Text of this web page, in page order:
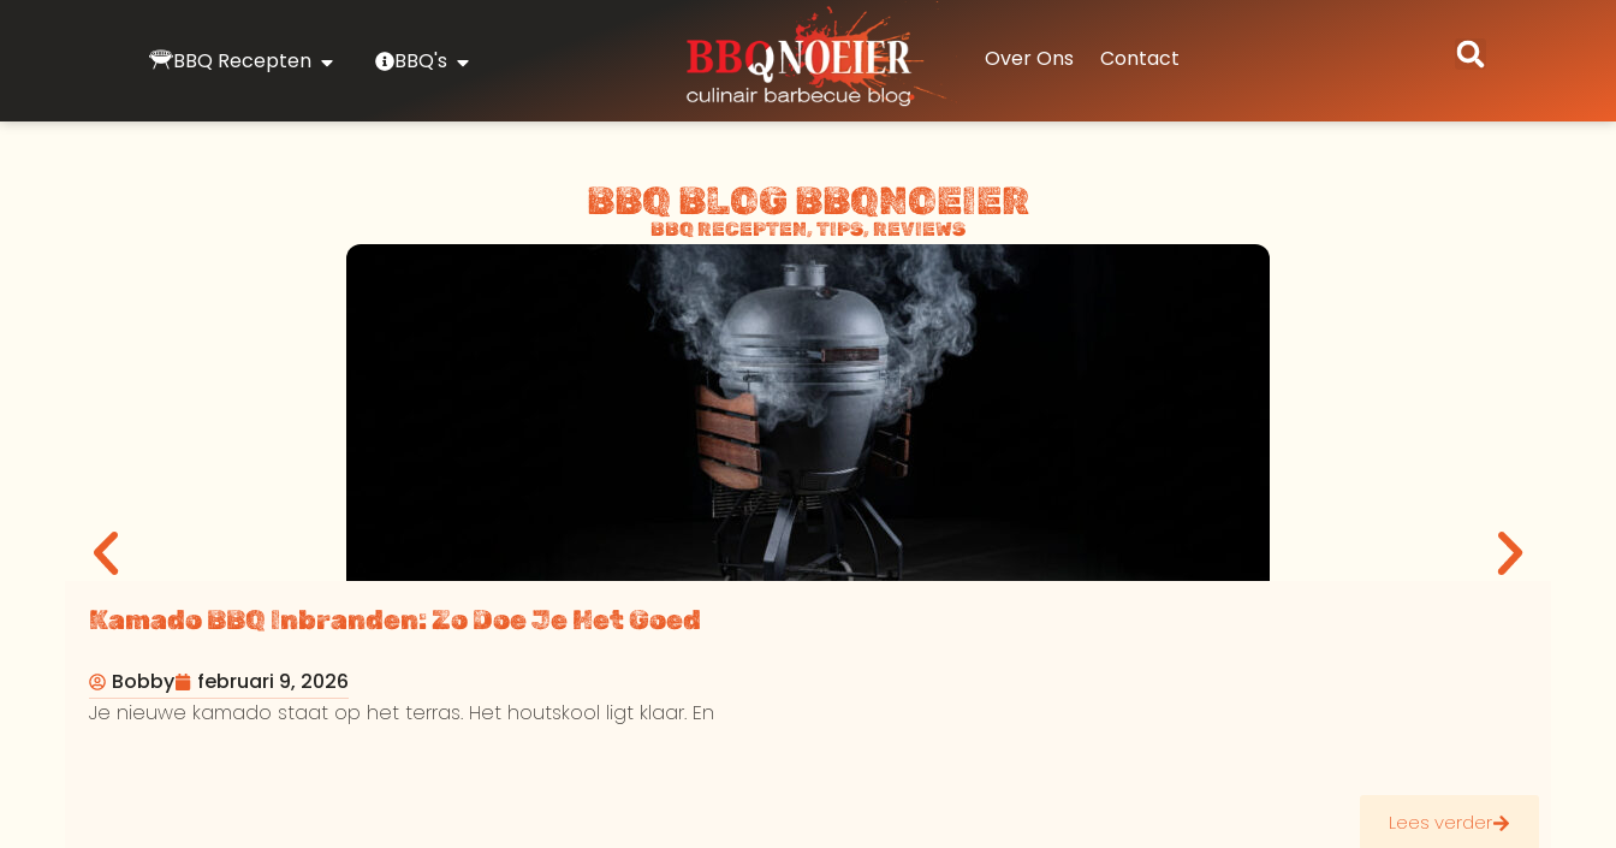
BBQ Recepten BBQ's Over Ons Contact
BBQ BLOG BBQNOEIER
BBQ RECEPTEN, TIPS, REVIEWS
Kamado BBQ Inbranden: Zo Doe Je Het Goed
Bobby
februari 9, 2026
Je nieuwe kamado staat op het terras. Het houtskool ligt klaar. En
Lees verder